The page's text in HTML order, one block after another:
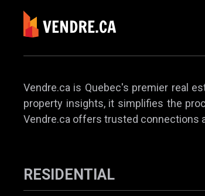
Vendre.ca is Quebec's premier real
property insights, it simplifies the
Vendre.ca offers trusted connections
RESIDENTIAL